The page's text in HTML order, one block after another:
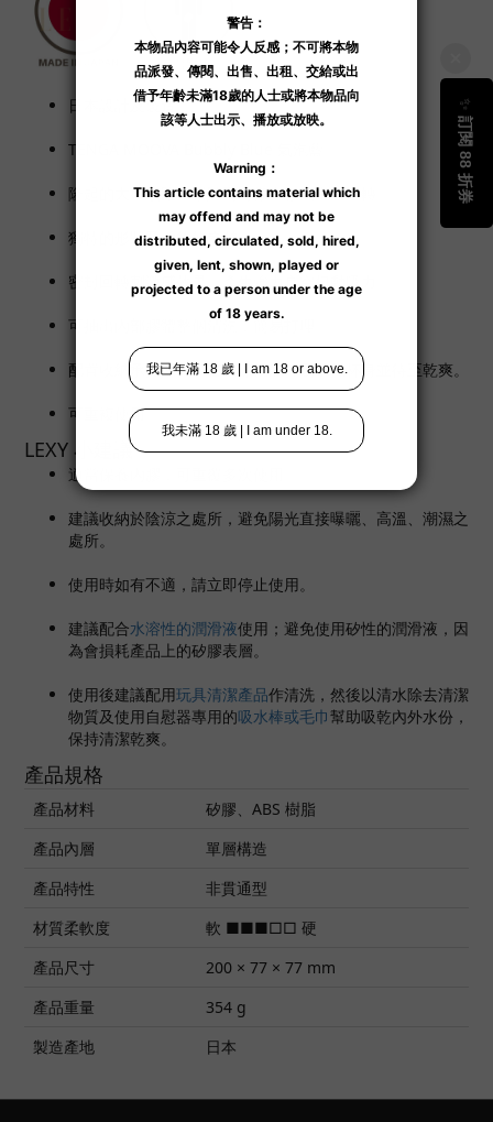
日本設計及製造。
TENGA MOOVA Bubbly Blue 氣泡藍。
隆起的大型紋路，緊貼同時像大顆氣泡般迥轉。
獨特的形狀及柔軟的素材。
密封回轉刺激感效果，產生強力真空扭動吸力。
可抽出內部膠體整個清洗，簡易打理。
配置收納承托配件，在清潔後能輕易承托杯身並待至乾爽。
可重複使用。
LEXY 小建議
適當保養內膠，可重覆多次使用。
建議收納於陰涼之處所，避免陽光直接曝曬、高溫、潮濕之
處所。
使用時如有不適，請立即停止使用。
建議配合水溶性的潤滑液使用；避免使用矽性的潤滑液，因
為會損耗產品上的矽膠表層。
使用後建議配用玩具清潔產品作清洗，然後以清水除去清潔
物質及使用自慰器專用的吸水棒或毛巾幫助吸乾內外水份，
保持清潔乾爽。
產品規格
產品材料
矽膠、ABS 樹脂
產品內層
單層構造
產品特性
非貫通型
材質柔軟度
軟 ■■■□□ 硬
產品尺寸
200 × 77 × 77 mm
產品重量
354 g
製造產地
日本